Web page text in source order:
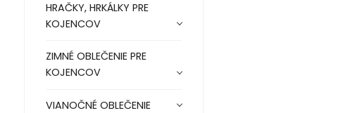
HRAČKY, HRKÁLKY PRE
KOJENCOV
ZIMNÉ OBLEČENIE PRE
KOJENCOV
VIANOČNÉ OBLEČENIE